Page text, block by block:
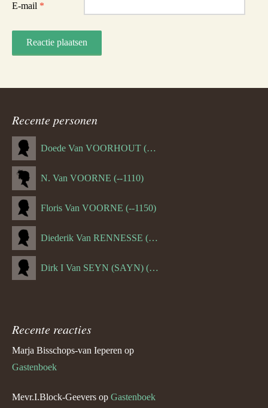
E-mail *
Recente personen
Doede Van VOORHOUT (Van FORNEHOLT) (--1101)
N. Van VOORNE (--1110)
Floris Van VOORNE (--1150)
Diederik Van RENNESSE (--1144)
Dirk I Van SEYN (SAYN) (--1120)
Recente reacties
Marja Bisschops-van Ieperen op
Gastenboek
Mevr.I.Block-Geevers op Gastenboek